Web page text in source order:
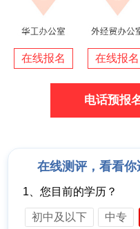
在线报名 在线报名
电话预报
在线测评，看看你
1、您目前的学历？
初中及以下 中专